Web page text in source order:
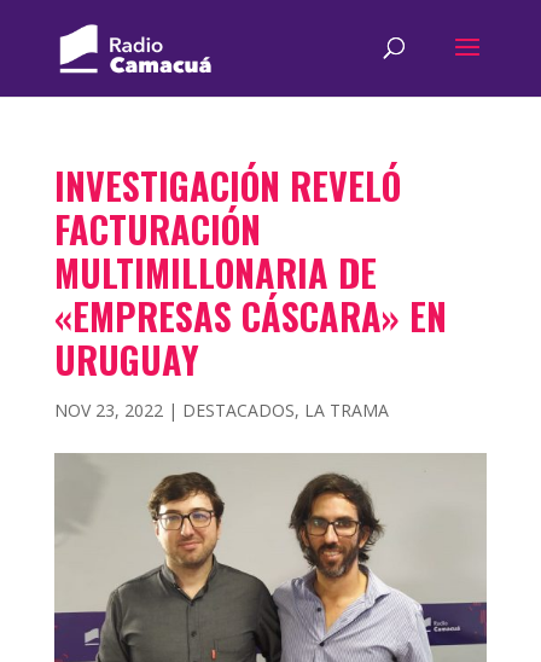
INVESTIGACIÓN REVELÓ
FACTURACIÓN
MULTIMILLONARIA DE
«EMPRESAS CÁSCARA» EN
URUGUAY
NOV 23, 2022| DESTACADOS, LA TRAMA